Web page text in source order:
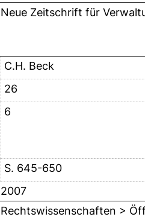
Neue Zeitschrift für
C.H. Beck
26
6
S. 645-650
2007
Rechtswissenschaften >